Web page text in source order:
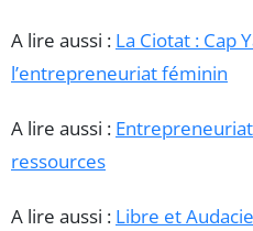
A lire aussi : La Ciotat : Cap
l’entrepreneuriat féminin
A lire aussi :
ressources
A lire aussi : Libre et